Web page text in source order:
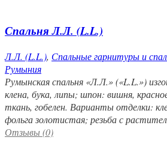
Спальня Л.Л. (L.L.)
Л.Л. (L.L.), Спальные гарнитуры и
Румыния
Румынская спальня «Л.Л.» («L.L.»)
клена, бука, липы; шпон: вишня,
ткань, гобелен. Варианты отделки:
фольга золотистая; резьба с
Отзывы (0)